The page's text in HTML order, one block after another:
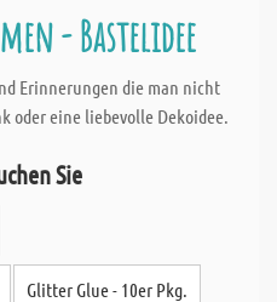
- Bastelidee
Erinnerungen die man nicht
oder eine liebevolle Dekoidee.
Sie
Glitter Glue - 10er Pkg.